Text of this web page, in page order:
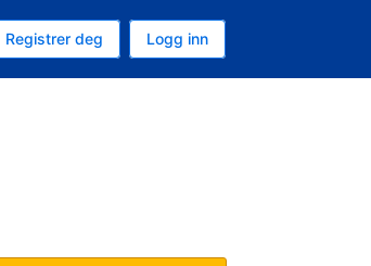
Registrer deg Logg inn